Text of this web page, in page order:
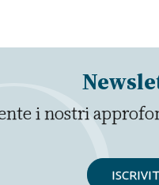
i nostri